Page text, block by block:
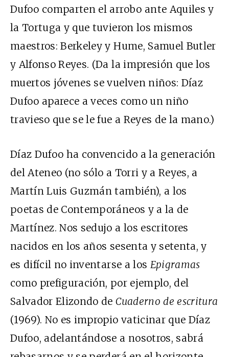
Dufoo comparten el arrobo ante Aquiles y
la Tortuga y que tuvieron los mismos
maestros: Berkeley y Hume, Samuel Butler
y Alfonso Reyes. (Da la impresión que los
muertos jóvenes se vuelven niños: Díaz
Dufoo aparece a veces como un niño
travieso que se le fue a Reyes de la mano.)
Díaz Dufoo ha convencido a la generación
del Ateneo (no sólo a Torri y a Reyes, a
Martín Luis Guzmán también), a los
poetas de Contemporáneos y a la de
Martínez. Nos sedujo a los escritores
nacidos en los años sesenta y setenta, y
es difícil no inventarse a los Epigramas
como prefiguración, por ejemplo, del
Salvador Elizondo deCuaderno de escritura
(1969). No es impropio vaticinar que Díaz
Dufoo, adelantándose a nosotros, sabrá